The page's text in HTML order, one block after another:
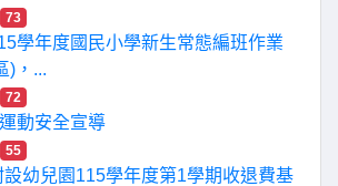
73
學年度國民小學新生常態編班作業
)，...
72
動安全宣導
55
設幼兒園115學年度第1學期收退費基